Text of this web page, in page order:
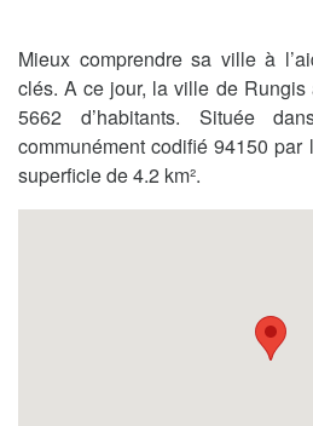
Mieux comprendre sa ville à
clés. A ce jour, la ville de
5662 d’habitants. Située
communément codifié 94150 par
superficie de 4.2 km².